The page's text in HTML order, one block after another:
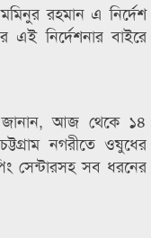
রহমান এ নির্দেশ
নির্দেশনার বাইরে
জানান, আজ থেকে ১৪
নগরীতে ওষুধের
সেন্টারসহ সব ধরনের